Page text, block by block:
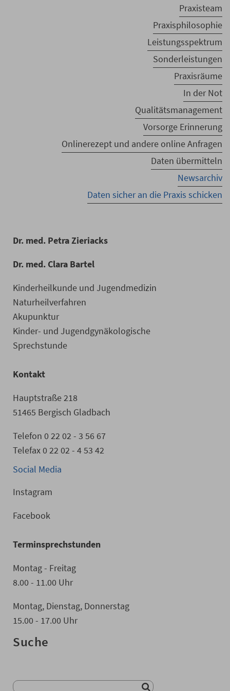
Praxisteam
Praxisphilosophie
Leistungsspektrum
Sonderleistungen
Praxisräume
In der Not
Qualitätsmanagement
Vorsorge Erinnerung
Onlinerezept und andere online Anfragen
Daten übermitteln
Newsarchiv
Daten sicher an die Praxis schicken
Dr. med. Petra Zieriacks
Dr. med. Clara Bartel
Kinderheilkunde und Jugendmedizin
Naturheilverfahren
Akupunktur
Kinder- und Jugendgynäkologische
Sprechstunde
Kontakt
Hauptstraße 218
51465 Bergisch Gladbach
Telefon 0 22 02 - 3 56 67
Telefax 0 22 02 - 4 53 42
Social Media
Instagram
Facebook
Terminsprechstunden
Montag - Freitag
8.00 - 11.00 Uhr
Montag, Dienstag, Donnerstag
15.00 - 17.00 Uhr
Suche